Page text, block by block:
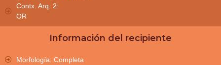
Contx. Arq. 2:
OR
Información del recipiente
Morfología: Completa